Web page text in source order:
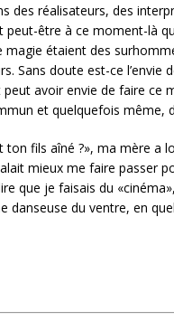
des réalisateurs, des
être à ce moment-là
magie étaient des
Sans doute est-ce l’envie
avoir envie de faire ce
et quelquefois même,
ton fils aîné ?», ma mère a
mieux me faire passer
que je faisais du
danseuse du ventre, en